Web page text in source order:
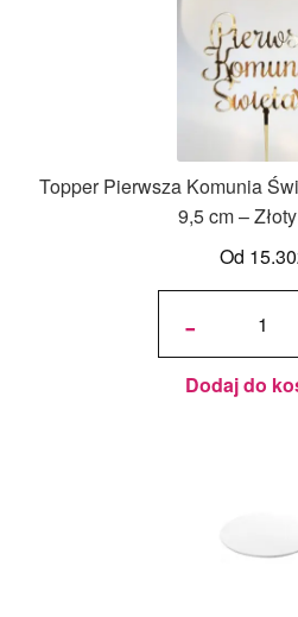
Topper Pierwsza Komunia
9,5 cm –
Od 15.30
-
ilość
Komunia
Święta
Prosta i
Gołąb 12
x 9,5 cm
Lustro
Dodaj do